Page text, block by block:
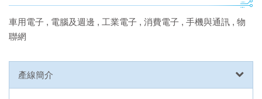
車用電子 , 電腦及週邊 , 工業電子 , 消費電子 , 手機與通訊 , 物
聯網
產線簡介